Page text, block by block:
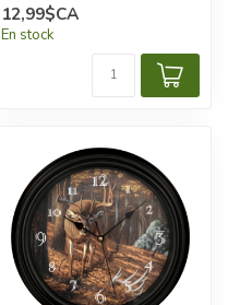
12,99$CA
En stock